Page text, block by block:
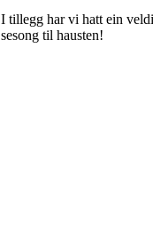
I tillegg har vi hatt ein
sesong til hausten!